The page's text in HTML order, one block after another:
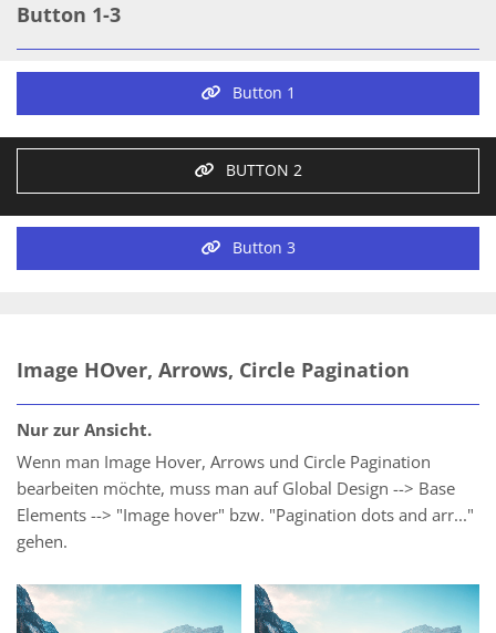
Button 1-3
Button 1
BUTTON 2
Button 3
Image HOver, Arrows, Circle Pagination
Nur zur Ansicht.
Wenn man Image Hover, Arrows und Circle Pagination
bearbeiten möchte, muss man auf Global Design --> Base
Elements --> "Image hover" bzw. "Pagination dots and arr..."
gehen.